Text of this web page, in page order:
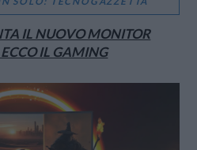
IL NUOVO MONITOR
IL GAMING